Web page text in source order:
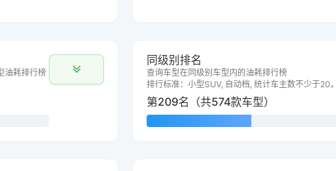
油耗排行榜
同级别排名
查询车型在同级别车型内的油耗排行榜
排行标准：小型SUV, 自动档, 统计车主数不少于20。
第209名（共574款车型）